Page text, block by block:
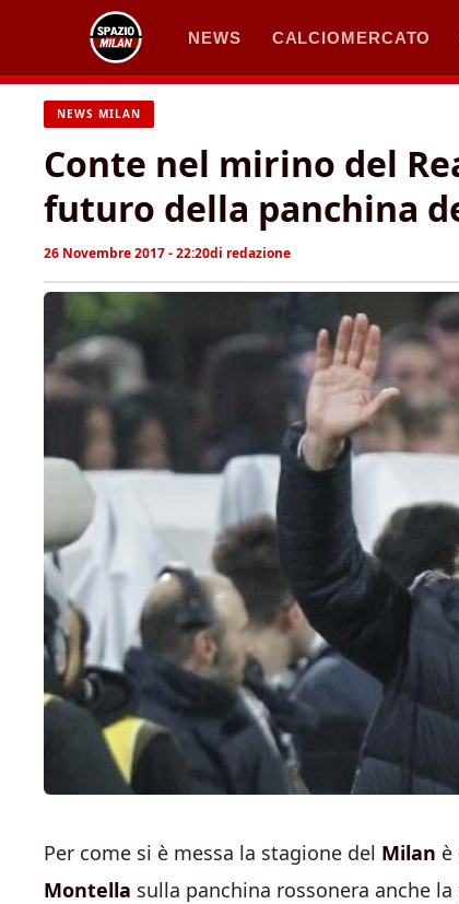
contenuto
NEWS CALCIOMERCATO
NEWS MILAN
Conte nel mirino del
futuro della panchina
26 Novembre 2017 - 22:20di redazione
Per come si è messa la stagione del Milan è
Montella sulla panchina rossonera anche